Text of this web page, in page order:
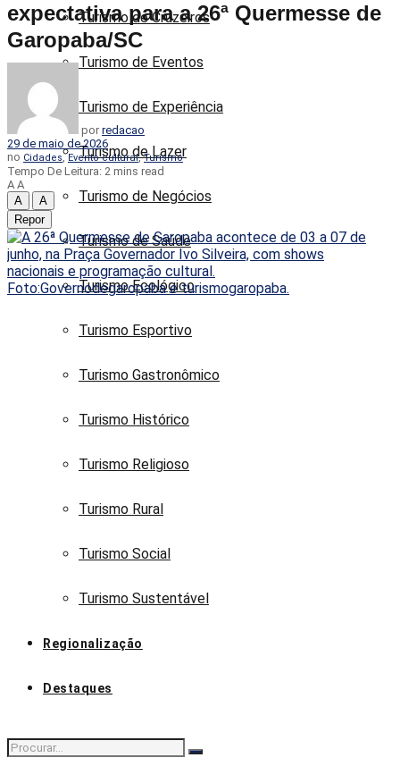
Turismo de Cruzeiros
Turismo de Eventos
Turismo de Experiência
Turismo de Lazer
Turismo de Negócios
Turismo de Saúde
Turismo Ecológico
Turismo Esportivo
Turismo Gastronômico
Turismo Histórico
Turismo Religioso
Turismo Rural
Turismo Social
Turismo Sustentável
Regionalização
Destaques
expectativa para a 26ª Quermesse de
Garopaba/SC
por redacao
29 de maio de 2026
no Cidades,Evento cultural,Turismo
Tempo De Leitura: 2 mins read
A A
A
A
Repor